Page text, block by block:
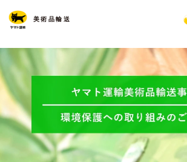
美術品輸送